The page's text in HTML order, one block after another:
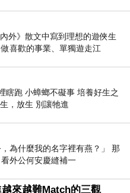
MASQUERADE
步行約4分鐘即可抵
外》散文中寫到理想的遊俠生
喜歡的事業、單獨遊走江
瞎跑 小蟑螂不礙事 培養好生之
，放生 別讓牠進
為什麼我的名字裡有燕？」 那
外公何安慶縫補一
來越難Match的三觀